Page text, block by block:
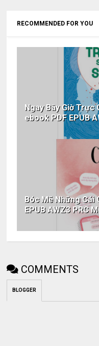
RECOMMENDED FOR YOU
Ngay Bây Giờ Trực
ebook PDF EPUB
Bóc Mẽ Những Cái
EPUB AWZ3 PRC
COMMENTS
BLOGGER